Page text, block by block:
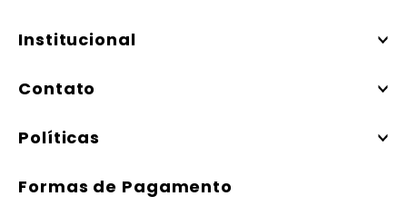
Institucional
Contato
Políticas
Formas de Pagamento